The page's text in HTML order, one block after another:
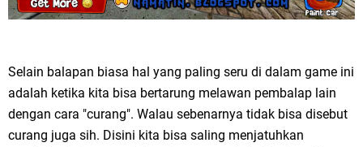
Selain balapan biasa hal yang paling seru di dalam game ini
adalah ketika kita bisa bertarung melawan pembalap lain
dengan cara "curang". Walau sebenarnya tidak bisa disebut
curang juga sih. Disini kita bisa saling menjatuhkan